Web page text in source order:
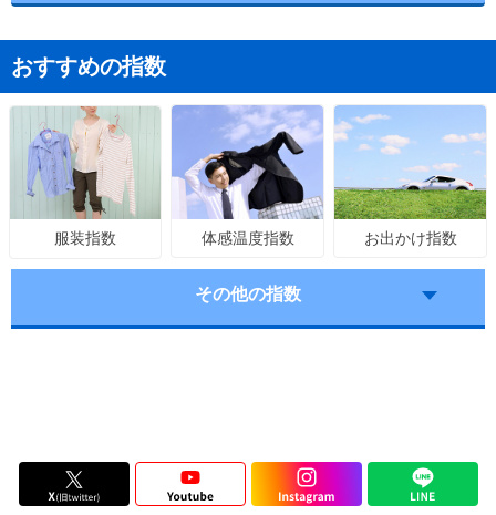
おすすめの指数
服装指数 体感温度指数 お出かけ指数
その他の指数